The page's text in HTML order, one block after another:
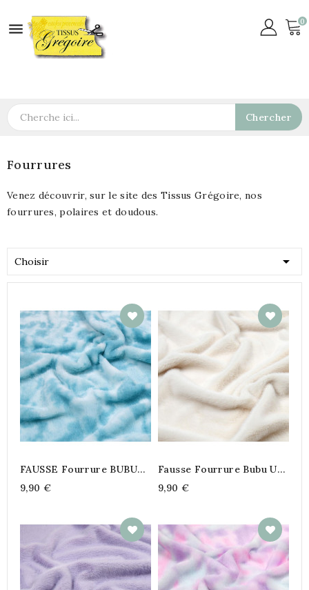
 0
Chercher
Fourrures
Venez découvrir, sur le site des Tissus Grégoire, nos
fourrures, polaires et doudous.
Choisir 
FAUSSE Fourrure BUBU
Funny Bleu
9,90 €
Fausse Fourrure Bubu Uni
Ecru
9,90 €